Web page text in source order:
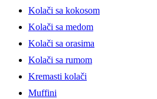
Kolači sa kokosom
Kolači sa medom
Kolači sa orasima
Kolači sa rumom
Kremasti kolači
Muffini